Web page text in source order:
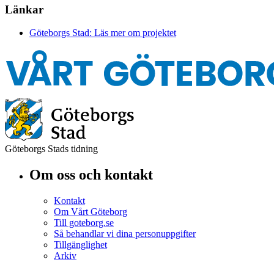
Länkar
Göteborgs Stad: Läs mer om projektet
Göteborgs Stads tidning
Om oss och kontakt
Kontakt
Om Vårt Göteborg
Till goteborg.se
Så behandlar vi dina personuppgifter
Tillgänglighet
Arkiv